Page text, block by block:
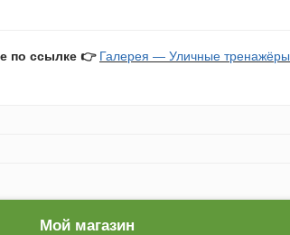
по ссылке 👉 Галерея — Уличные тренажёры
Мой магазин